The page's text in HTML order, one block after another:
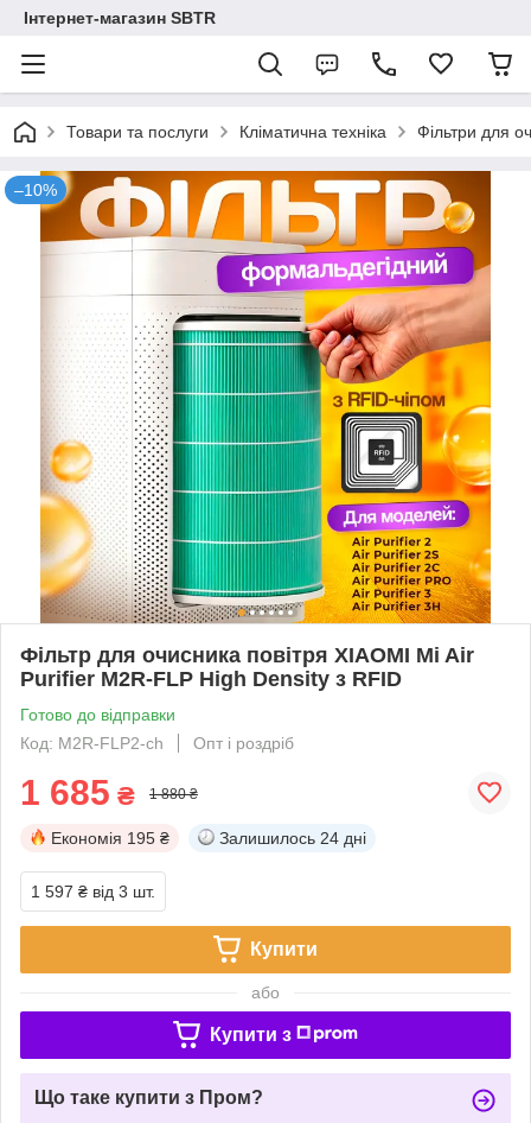
Інтернет-магазин SBTR
Товари та послуги Кліматична техніка Фільтри для
–10%
Фільтр для очисника повітря XIAOMI Mi Air
Purifier M2R-FLP High Density з RFID
Готово до відправки
Код: M2R-FLP2-ch
Опт і роздріб
1 685 ₴ 1 880 ₴
Економія 195 ₴ Залишилось 24 дні
1 597 ₴ від 3 шт.
Купити
або
Купити з
Що таке купити з Пром?